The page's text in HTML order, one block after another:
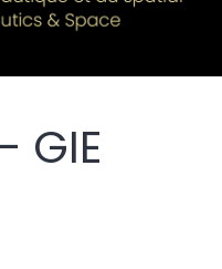
GIE